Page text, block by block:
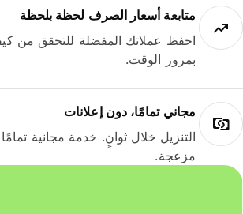
متابعة أسعار الصرف لحظة بلحظة
احفظ عملاتك المفضلة للتحقق من
بمرور الوقت.
مجاني تمامًا، دون إعلانات
التنزيل خلال ثوانٍ. خدمة مجانية تمامًا
مزعجة.